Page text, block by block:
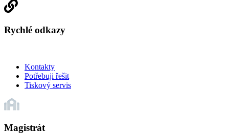
Rychlé odkazy
Kontakty
Potřebuji řešit
Tiskový servis
Magistrát